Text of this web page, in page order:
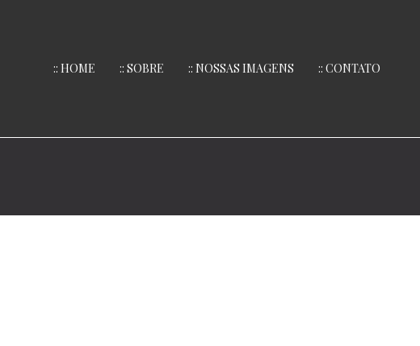
:: HOME :: SOBRE :: NOSSAS IMAGENS :: CONTATO